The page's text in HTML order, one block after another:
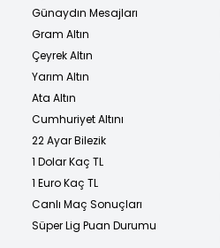
Günaydın Mesajları
Gram Altın
Çeyrek Altın
Yarım Altın
Ata Altın
Cumhuriyet Altını
22 Ayar Bilezik
1 Dolar Kaç TL
1 Euro Kaç TL
Canlı Maç Sonuçları
Süper Lig Puan Durumu